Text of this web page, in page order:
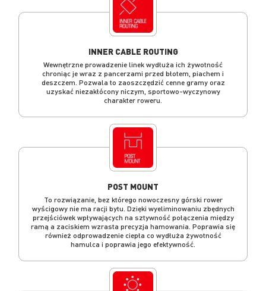
INNER CABLE ROUTING
Wewnętrzne prowadzenie linek wydłuża ich żywotność
chroniąc je wraz z pancerzami przed błotem, piachem i
deszczem. Pozwala to zaoszczędzić cenne gramy oraz
uzyskać niezakłócony niczym, sportowo-wyczynowy
charakter roweru.
POST MOUNT
To rozwiązanie, bez którego nowoczesny górski rower
wyścigowy nie ma racji bytu. Dzięki wyeliminowaniu zbędnych
przejściówek wpływających na sztywność połączenia między
ramą a zaciskiem wzrasta precyzja hamowania. Poprawia się
również odprowadzenie ciepła co wydłuża żywotność
hamulca i poprawia jego efektywność.